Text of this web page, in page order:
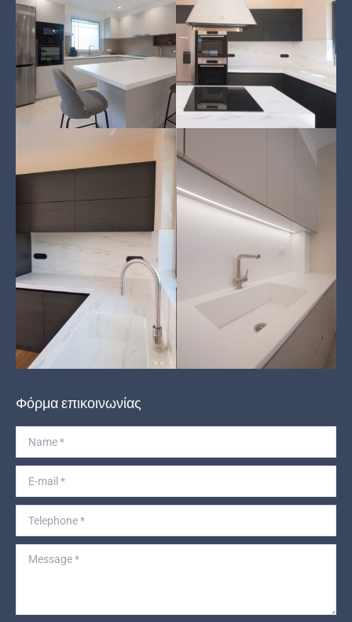
Φόρμα επικοινωνίας
Name *
E-mail *
Telephone *
Message *